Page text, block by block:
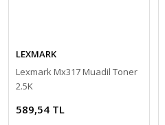
LEXMARK
Lexmark Mx317 Muadil Toner
2.5K
589,54 TL